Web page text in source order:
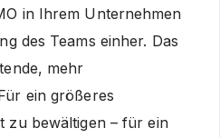
in Ihrem Unternehmen
des Teams einher. Das
mehr
ein größeres
zu bewältigen – für ein